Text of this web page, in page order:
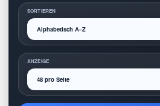
SORTIEREN
ANZEIGE